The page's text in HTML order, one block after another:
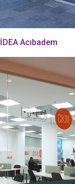
İDEA Acıbadem